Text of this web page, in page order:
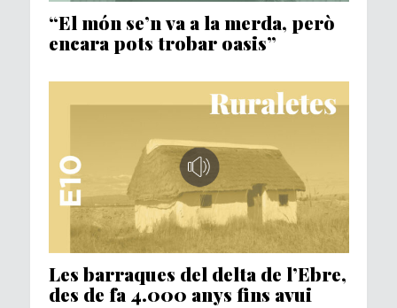
“El món se’n va a la merda, però
encara pots trobar oasis”
Les barraques del delta de l’Ebre,
des de fa 4.000 anys fins avui